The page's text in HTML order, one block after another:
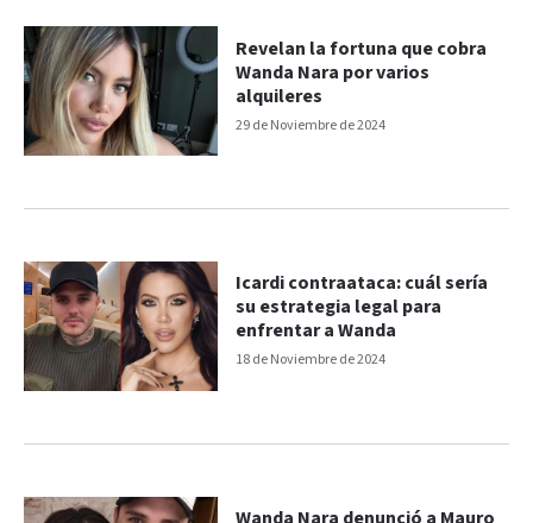
29 de Noviembre de 2024
Revelan la fortuna que cobra
Wanda Nara por varios
alquileres
18 de Noviembre de 2024
Icardi contraataca: cuál sería
su estrategia legal para
enfrentar a Wanda